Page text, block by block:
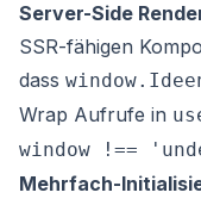
Server-Side
SSR-fähigen
dass
Wrap Aufrufe in
window !==
Mehrfach-